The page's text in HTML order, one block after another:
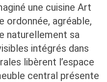
une cuisine Art
ordonnée, agréable,
naturellement sa
intégrés dans
libèrent l’espace
central présente